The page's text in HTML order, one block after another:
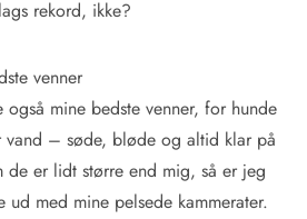
rekord, ikke?
venner
mine bedste venner, for hunde
– søde, bløde og altid klar på
er lidt større end mig, så er jeg
med mine pelsede kammerater.